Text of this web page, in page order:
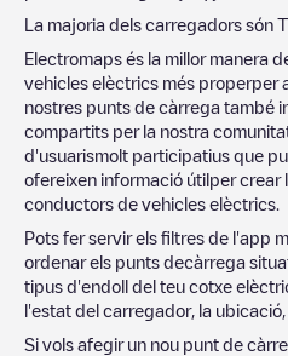
La majoria dels carregadors són
Electromaps és la millor manera
vehicles elèctrics més properper
nostres punts de càrrega també
compartits per la nostra
d'usuarismolt participatius que
ofereixen informació útilper crear
conductors de vehicles elèctrics.
Pots fer servir els filtres de l'app
ordenar els punts decàrrega
tipus d'endoll del teu cotxe
l'estat del carregador, la ubicació,
Si vols afegir un nou punt de